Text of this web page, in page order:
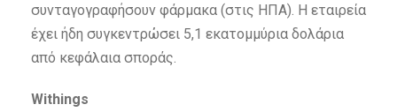
συνταγογραφήσουν φάρμακα (στις ΗΠΑ). Η εταιρεία
έχει ήδη συγκεντρώσει 5,1 εκατομμύρια δολάρια
από κεφάλαια σποράς.
Withings